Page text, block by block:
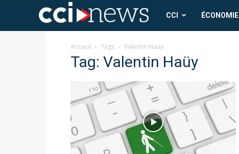
CCI
News
CCI ÉCONOMIE
Accueil Tags Valentin Haüy
Tag: Valentin Haüy